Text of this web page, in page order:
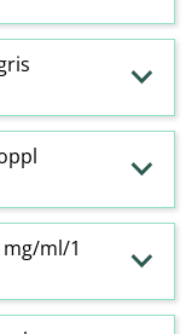
ml/1